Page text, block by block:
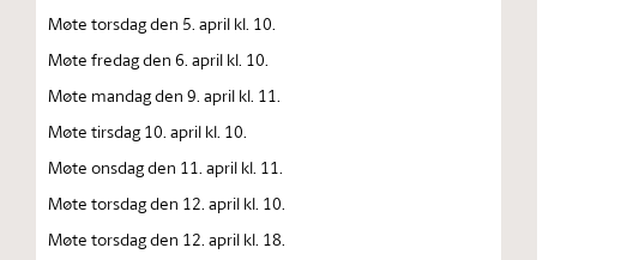
Møte torsdag den 5. april kl. 10.
Møte fredag den 6. april kl. 10.
Møte mandag den 9. april kl. 11.
Møte tirsdag 10. april kl. 10.
Møte onsdag den 11. april kl. 11.
Møte torsdag den 12. april kl. 10.
Møte torsdag den 12. april kl. 18.